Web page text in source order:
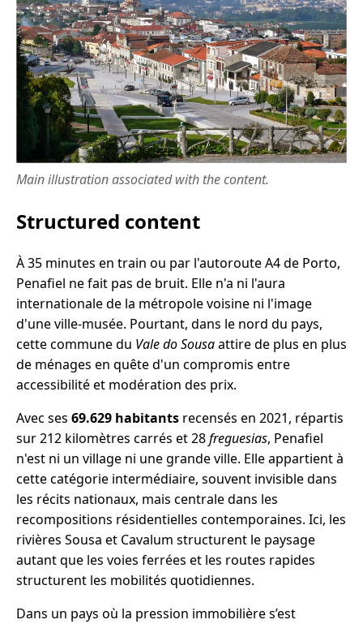
Main illustration associated with the content.
Structured content
À 35 minutes en train ou par l'autoroute A4 de Porto,
Penafiel ne fait pas de bruit. Elle n'a ni l'aura
internationale de la métropole voisine ni l'image
d'une ville-musée. Pourtant, dans le nord du pays,
cette commune du Vale do Sousaattire de plus en plus
de ménages en quête d'un compromis entre
accessibilité et modération des prix.
Avec ses 69.629 habitants recensés en 2021, répartis
sur 212 kilomètres carrés et 28freguesias, Penafiel
n'est ni un village ni une grande ville. Elle appartient à
cette catégorie intermédiaire, souvent invisible dans
les récits nationaux, mais centrale dans les
recompositions résidentielles contemporaines. Ici, les
rivières Sousa et Cavalum structurent le paysage
autant que les voies ferrées et les routes rapides
structurent les mobilités quotidiennes.
Dans un pays où la pression immobilière s’est